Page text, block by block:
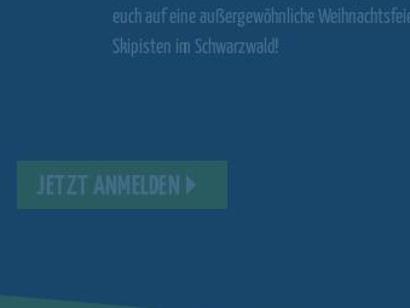
euch auf eine außergewöhnliche
Skipisten im Schwarzwald!
JETZT ANMELDEN